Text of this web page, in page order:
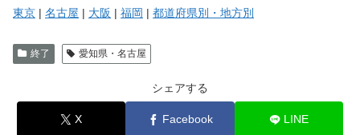
東京 | 名古屋 | 大阪 | 福岡 | 都道府県別・地方別
終了 愛知県・名古屋
シェアする
X Facebook LINE